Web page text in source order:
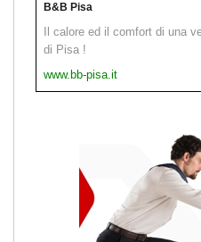
B&B Pisa
Il calore ed il comfort di una
di Pisa !
www.bb-pisa.it